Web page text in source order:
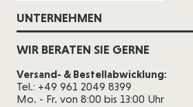
UNTERNEHMEN
WIR BERATEN SIE GERNE
Versand- & Bestellabwicklung:
Tel.: +49 961 2049 8399
Mo. - Fr. von 8:00 bis 13:00 Uhr